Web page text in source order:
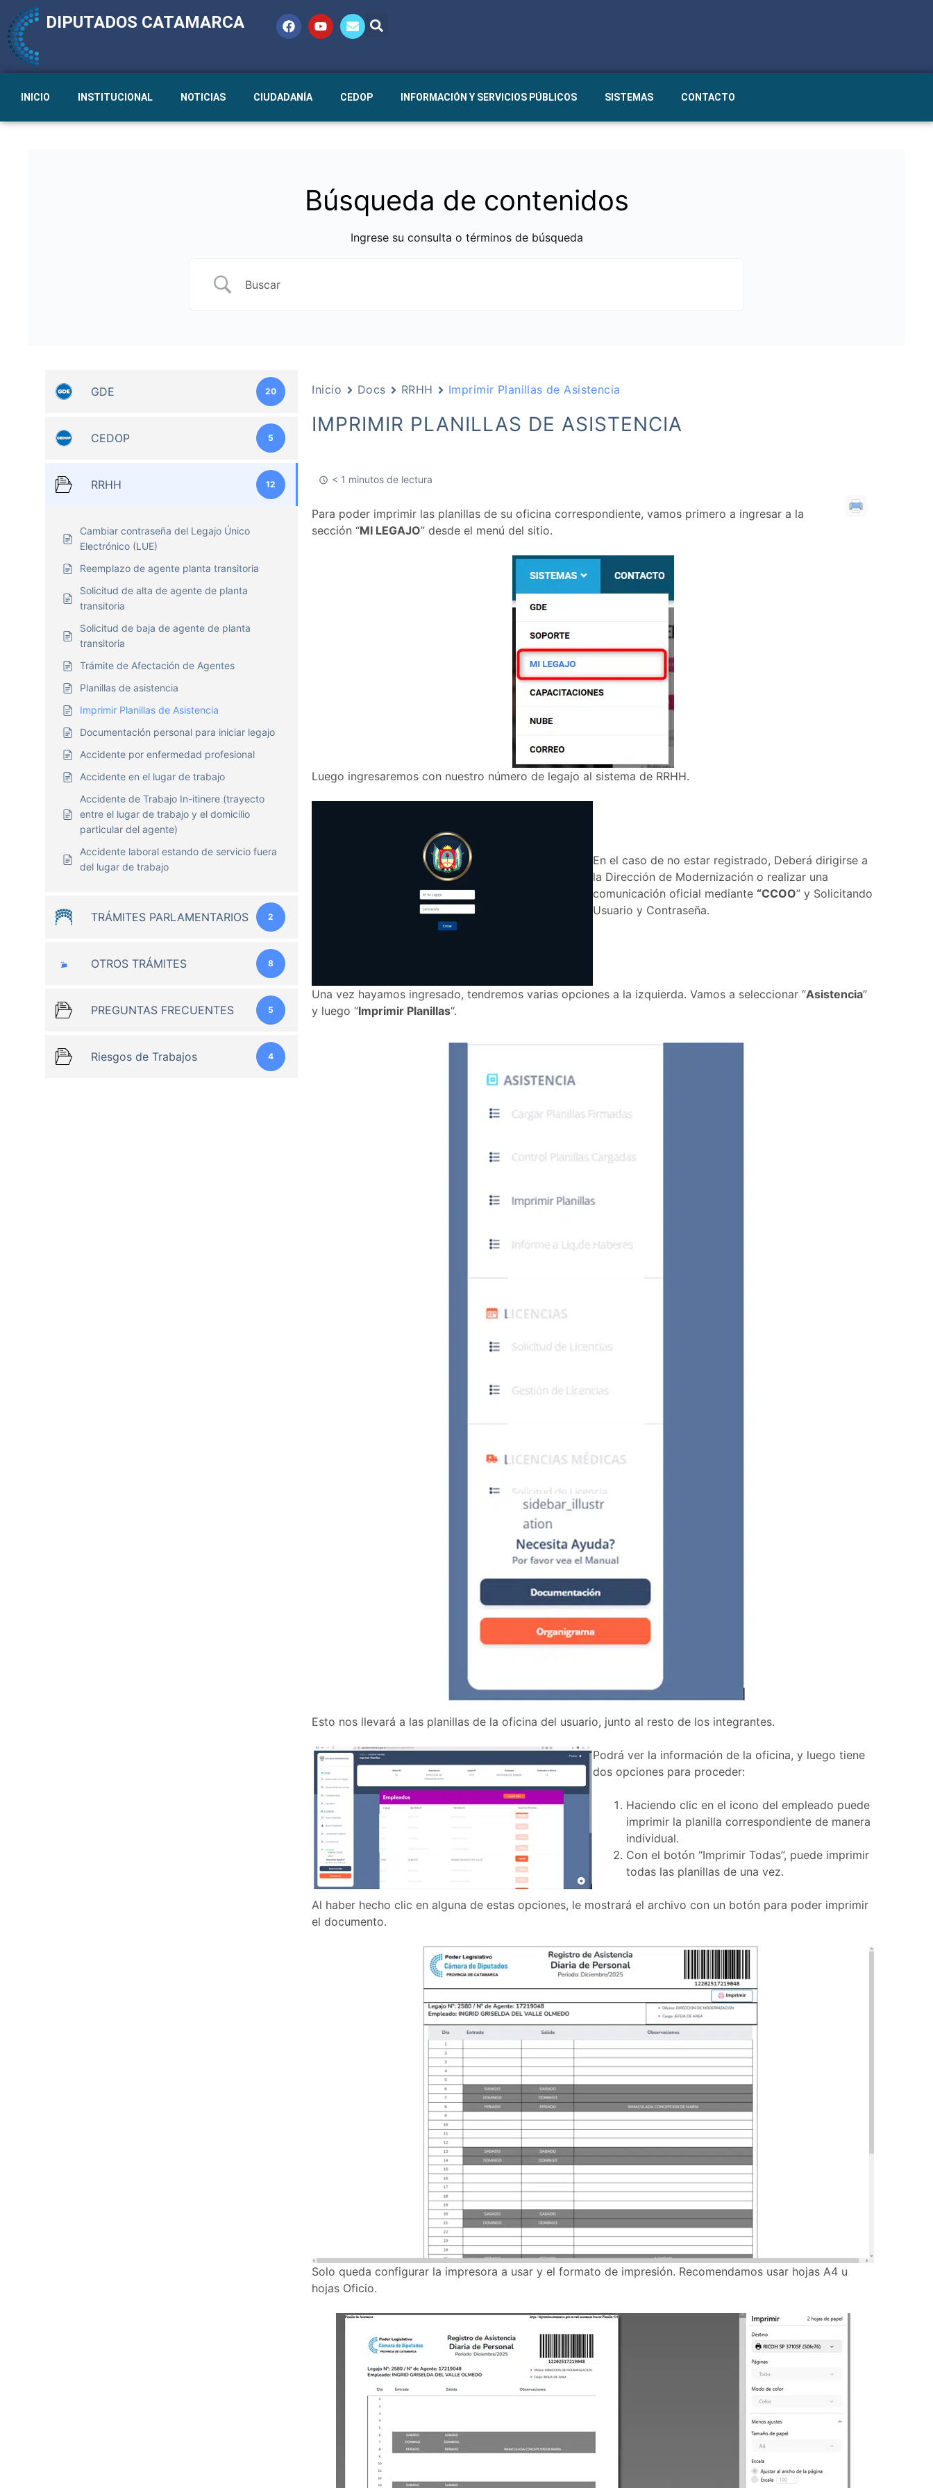
DIPUTADOS CATAMARCA
INICIO INSTITUCIONAL NOTICIAS CIUDADANÍA CEDOP INFORMACIÓN Y SERVICIOS PÚBLICOS SISTEMAS CONTACTO
Búsqueda de contenidos
Ingrese su consulta o términos de búsqueda
GDE 20
CEDOP 5
RRHH 12
Cambiar contraseña del Legajo Único
Electrónico (LUE)
Reemplazo de agente planta transitoria
Solicitud de alta de agente de planta
transitoria
Solicitud de baja de agente de planta
transitoria
Trámite de Afectación de Agentes
Planillas de asistencia
Imprimir Planillas de Asistencia
Documentación personal para iniciar legajo
Accidente por enfermedad profesional
Accidente en el lugar de trabajo
Accidente de Trabajo In-itinere (trayecto
entre el lugar de trabajo y el domicilio
particular del agente)
Accidente laboral estando de servicio fuera
del lugar de trabajo
TRÁMITES PARLAMENTARIOS 2
OTROS TRÁMITES 8
PREGUNTAS FRECUENTES 5
Riesgos de Trabajos 4
Inicio Docs RRHH Imprimir Planillas de Asistencia
IMPRIMIR PLANILLAS DE ASISTENCIA
< 1 minutos de lectura
Para poder imprimir las planillas de su oficina correspondiente, vamos primero a ingresar a la
sección “MI LEGAJO” desde el menú del sitio.
Luego ingresaremos con nuestro número de legajo al sistema de RRHH.
En el caso de no estar registrado, Deberá dirigirse a
la Dirección de Modernización o realizar una
comunicación oficial mediante “CCOO” y Solicitando
Usuario y Contraseña.
Una vez hayamos ingresado, tendremos varias opciones a la izquierda. Vamos a seleccionar “Asistencia”
y luego “Imprimir Planillas“.
Esto nos llevará a las planillas de la oficina del usuario, junto al resto de los integrantes.
Podrá ver la información de la oficina, y luego tiene
dos opciones para proceder:
Haciendo clic en el icono del empleado puede
imprimir la planilla correspondiente de manera
individual.
Con el botón “Imprimir Todas”, puede imprimir
todas las planillas de una vez.
Al haber hecho clic en alguna de estas opciones, le mostrará el archivo con un botón para poder imprimir
el documento.
Solo queda configurar la impresora a usar y el formato de impresión. Recomendamos usar hojas A4 u
hojas Oficio.